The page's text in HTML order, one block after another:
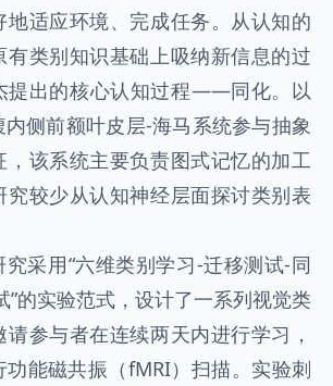
地适应环境、完成任务。从认知的
有类别知识基础上吸纳新信息的过
提出的核心认知过程——同化。以
侧前额叶皮层-海马系统参与抽象
，该系统主要负责图式记忆的加工
究较少从认知神经层面探讨类别表
究采用“六维类别学习-迁移测试-同
”的实验范式，设计了一系列视觉类
参与者在连续两天内进行学习，
功能磁共振（fMRI）扫描。实验刺